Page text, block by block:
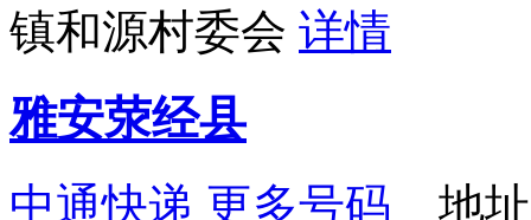
镇和源村委会 详情
雅安荥经县
中通快递 更多号码 地址